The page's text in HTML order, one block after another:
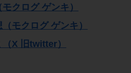
モクログ ゲンキ）
（モクログ ゲンキ）
（X 旧twitter）